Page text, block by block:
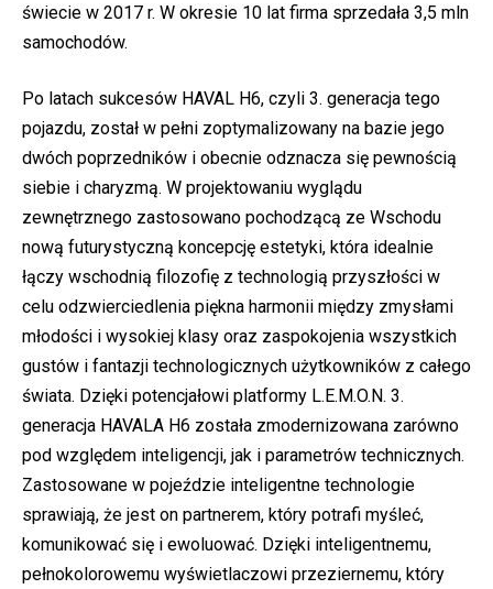
świecie w 2017 r. W okresie 10 lat firma sprzedała 3,5 mln
samochodów.
Po latach sukcesów HAVAL H6, czyli 3. generacja tego
pojazdu, został w pełni zoptymalizowany na bazie jego
dwóch poprzedników i obecnie odznacza się pewnością
siebie i charyzmą. W projektowaniu wyglądu
zewnętrznego zastosowano pochodzącą ze Wschodu
nową futurystyczną koncepcję estetyki, która idealnie
łączy wschodnią filozofię z technologią przyszłości w
celu odzwierciedlenia piękna harmonii między zmysłami
młodości i wysokiej klasy oraz zaspokojenia wszystkich
gustów i fantazji technologicznych użytkowników z całego
świata. Dzięki potencjałowi platformy L.E.M.O.N. 3.
generacja HAVALA H6 została zmodernizowana zarówno
pod względem inteligencji, jak i parametrów technicznych.
Zastosowane w pojeździe inteligentne technologie
sprawiają, że jest on partnerem, który potrafi myśleć,
komunikować się i ewoluować. Dzięki inteligentnemu,
pełnokolorowemu wyświetlaczowi przeziernemu, który